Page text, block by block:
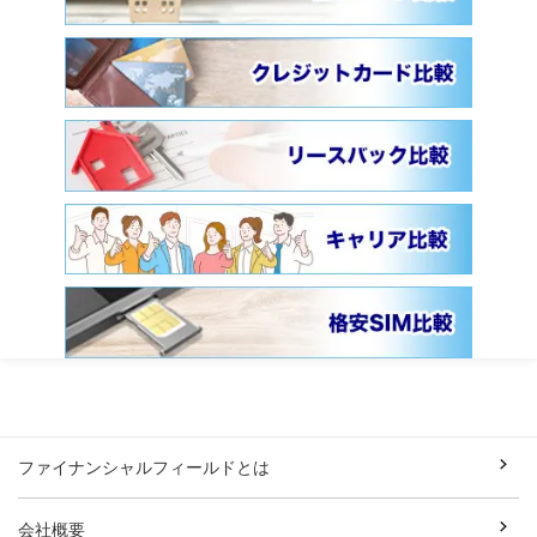
ファイナンシャルフィールドとは
会社概要